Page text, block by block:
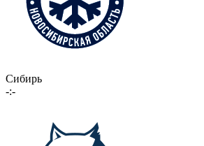
Сибирь
-:-